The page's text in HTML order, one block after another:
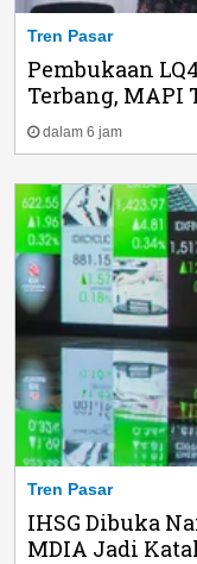
Tren Pasar
Pembukaan
Terbang, MAPI
dalam 6 jam
Tren Pasar
IHSG Dibuka
MDIA Jadi